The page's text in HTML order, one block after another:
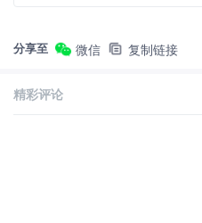
分享至 微信 复制链接
精彩评论